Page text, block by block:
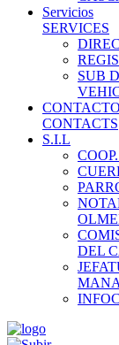
Servicios
SERVICES
SUB
CONTACTS
S.I.L
DEL